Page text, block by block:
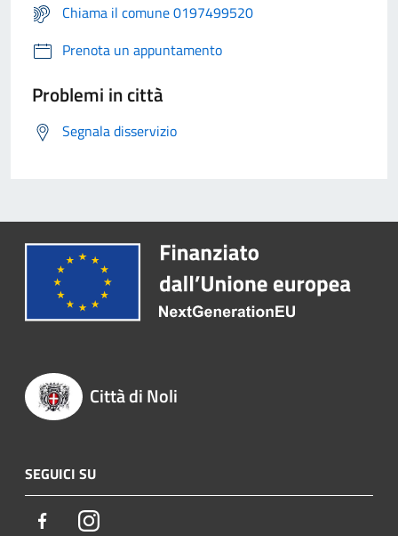
Chiama il comune 0197499520
Prenota un appuntamento
Problemi in città
Segnala disservizio
Città di Noli
SEGUICI SU
FacebookInstagram